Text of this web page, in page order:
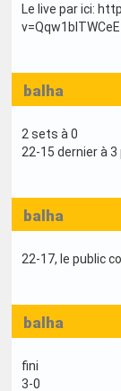
Le live par ici:
v=Qqw1bITWCeE
balha
2 sets à 0
22-15 dernier à
balha
22-17, le public
balha
fini
3-0